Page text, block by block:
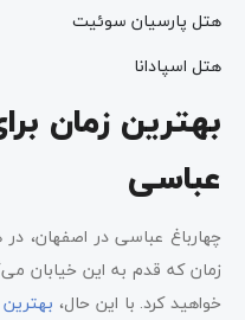
هتل پارسیان سوئیت
هتل اسپادانا
بهترین زمان
عباسی
چهارباغ عباسی در اصفهان،
زمان که قدم به این خیابان
خواهید کرد. با این حال،